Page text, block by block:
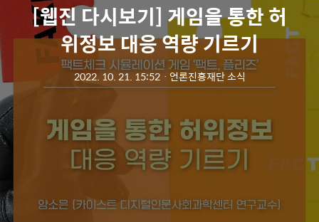
[웹진 다시보기] 게임을 통한 허
위정보 대응 역량 기르기
2022. 10. 21. 15:52ㆍ 언론진흥재단 소식